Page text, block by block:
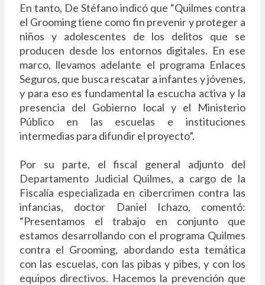
En tanto, De Stéfano indicó que “Quilmes contra
el Grooming tiene como fin prevenir y proteger a
niños y adolescentes de los delitos que se
producen desde los entornos digitales. En ese
marco, llevamos adelante el programa Enlaces
Seguros, que busca rescatar a infantes y jóvenes,
y para eso es fundamental la escucha activa y la
presencia del Gobierno local y el Ministerio
Público en las escuelas e instituciones
intermedias para difundir el proyecto”.
Por su parte, el fiscal general adjunto del
Departamento Judicial Quilmes, a cargo de la
Fiscalía especializada en cibercrimen contra las
infancias, doctor Daniel Ichazo, comentó:
“Presentamos el trabajo en conjunto que
estamos desarrollando con el programa Quilmes
contra el Grooming, abordando esta temática
con las escuelas, con las pibas y pibes, y con los
equipos directivos. Hacemos la prevención que